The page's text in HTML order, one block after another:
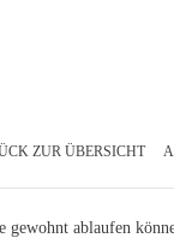
ZUR ÜBERSICHT
ablaufen